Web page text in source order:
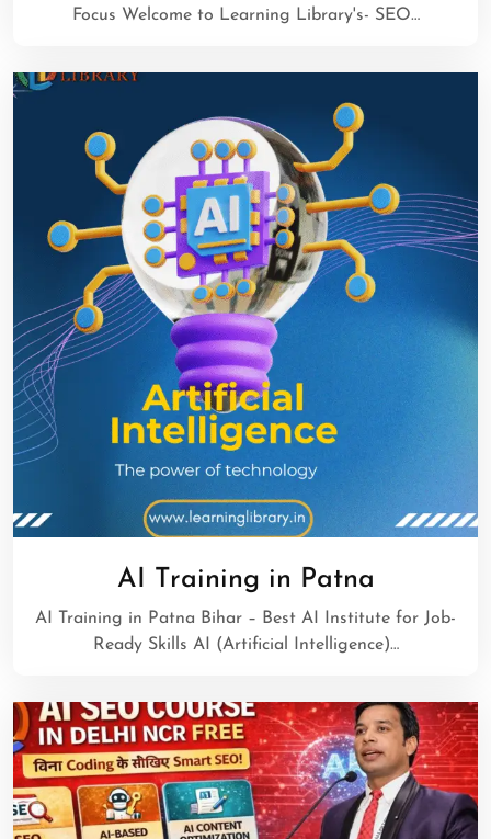
Focus Welcome to Learning Library's- SEO…
AI Training in Patna
AI Training in Patna Bihar – Best AI Institute for Job-
Ready Skills AI (Artificial Intelligence)…